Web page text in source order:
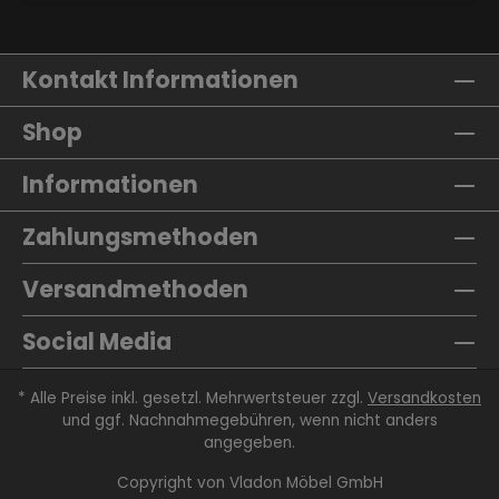
Kontakt Informationen
Shop
Informationen
Zahlungsmethoden
Versandmethoden
Social Media
* Alle Preise inkl. gesetzl. Mehrwertsteuer zzgl. Versandkosten
und ggf. Nachnahmegebühren, wenn nicht anders
angegeben.
Copyright von Vladon Möbel GmbH